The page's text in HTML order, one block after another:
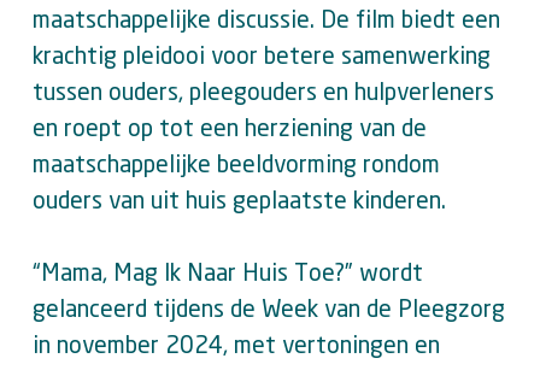
maatschappelijke discussie. De film biedt een
krachtig pleidooi voor betere samenwerking
tussen ouders, pleegouders en hulpverleners
en roept op tot een herziening van de
maatschappelijke beeldvorming rondom
ouders van uit huis geplaatste kinderen.
“Mama, Mag Ik Naar Huis Toe?” wordt
gelanceerd tijdens de Week van de Pleegzorg
in november 2024, met vertoningen en